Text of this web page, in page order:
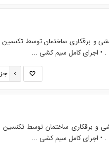
و برقکاری ساختمان توسط تکنسین
. • اجرای کامل سیم کشی ...
و برقکاری ساختمان توسط تکنسین
. • اجرای کامل سیم کشی ...